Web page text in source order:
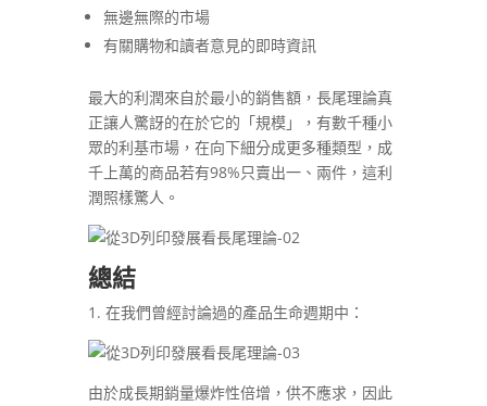
無邊無際的市場
有關購物和讀者意見的即時資訊
最大的利潤來自於最小的銷售額，長尾理論真
正讓人驚訝的在於它的「規模」，有數千種小
眾的利基市場，在向下細分成更多種類型，成
千上萬的商品若有98%只賣出一、兩件，這利
潤照樣驚人。
總結
1. 在我們曾經討論過的產品生命週期中：
由於成長期銷量爆炸性倍增，供不應求，因此